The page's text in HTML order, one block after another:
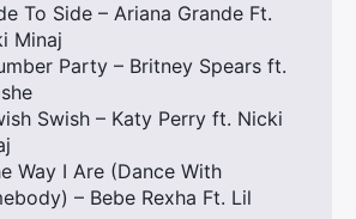
To Side – Ariana Grande Ft.
Minaj
Party – Britney Spears ft.
Swish – Katy Perry ft. Nicki
Way I Are (Dance With
– Bebe Rexha Ft. Lil